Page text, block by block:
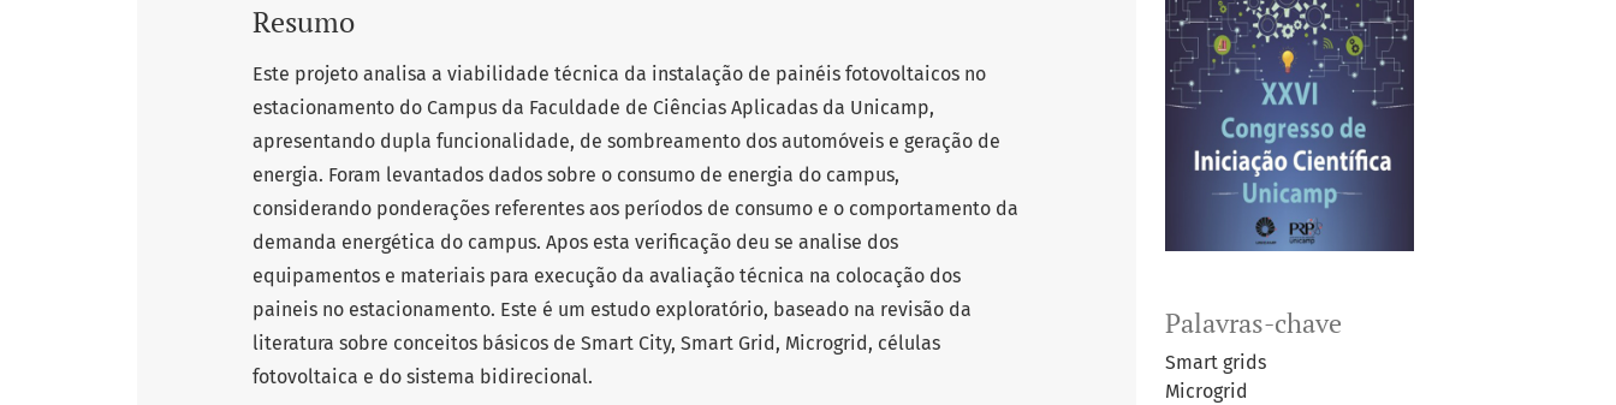
Palavras-chave
Smart grids
Microgrid
Resumo
Este projeto analisa a viabilidade técnica da instalação de painéis fotovoltaicos no
estacionamento do Campus da Faculdade de Ciências Aplicadas da Unicamp,
apresentando dupla funcionalidade, de sombreamento dos automóveis e geração de
energia. Foram levantados dados sobre o consumo de energia do campus,
considerando ponderações referentes aos períodos de consumo e o comportamento da
demanda energética do campus. Apos esta verificação deu se analise dos
equipamentos e materiais para execução da avaliação técnica na colocação dos
paineis no estacionamento. Este é um estudo exploratório, baseado na revisão da
literatura sobre conceitos básicos de Smart City, Smart Grid, Microgrid, células
fotovoltaica e do sistema bidirecional.